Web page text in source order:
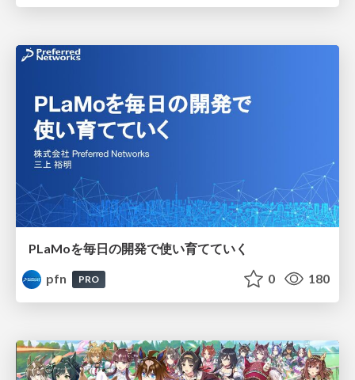
PLaMoを毎日の開発で使い育てていく
pfn
PRO 0 180